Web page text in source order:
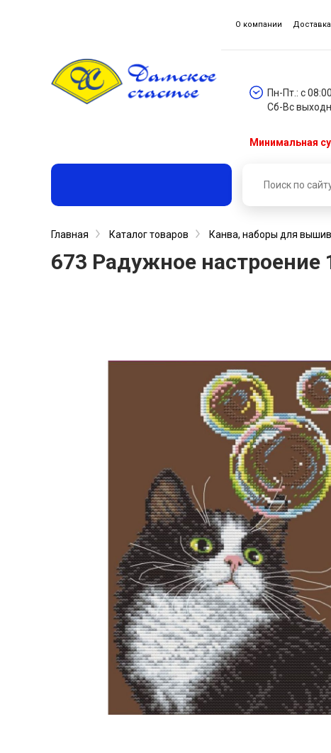
О компании
Пн-Пт.: с
Сб-Вс
Минимальная
Главная Каталог товаров Канва, наборы для
673 Радужное